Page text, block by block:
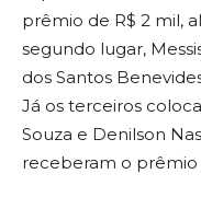
prêmio de R$ 2 mil,
segundo lugar,
dos Santos
Já os terceiros
Souza e Denilson
receberam o prêmio